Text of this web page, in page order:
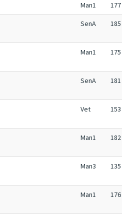
Man1 177
SenA 185
Man1 175
SenA 181
Vet 153
Man1 182
Man3 135
Man1 176